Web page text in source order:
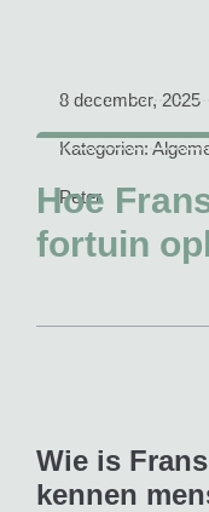
8 december, 2025
Kategorien:
Peter
Hoe
fortuin
Wie is
kennen